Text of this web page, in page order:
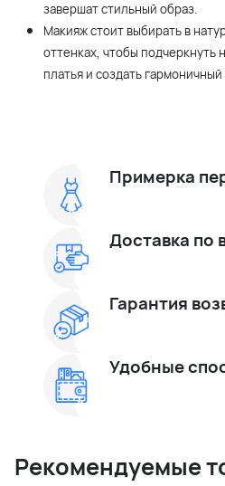
завершат стильный образ.
Макияж стоит выбирать в
оттенках, чтобы подчеркнуть
платья и создать
Примерка
Доставка по
Гарантия
Удобные
Рекомендуемые